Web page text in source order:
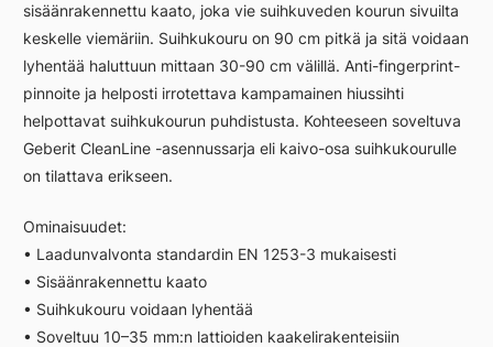
sisäänrakennettu kaato, joka vie suihkuveden kourun sivuilta
keskelle viemäriin. Suihkukouru on 90 cm pitkä ja sitä voidaan
lyhentää haluttuun mittaan 30-90 cm välillä. Anti-fingerprint-
pinnoite ja helposti irrotettava kampamainen hiussihti
helpottavat suihkukourun puhdistusta. Kohteeseen soveltuva
Geberit CleanLine -asennussarja eli kaivo-osa suihkukourulle
on tilattava erikseen.
Ominaisuudet:
• Laadunvalvonta standardin EN 1253-3 mukaisesti
• Sisäänrakennettu kaato
• Suihkukouru voidaan lyhentää
• Soveltuu 10–35 mm:n lattioiden kaakelirakenteisiin